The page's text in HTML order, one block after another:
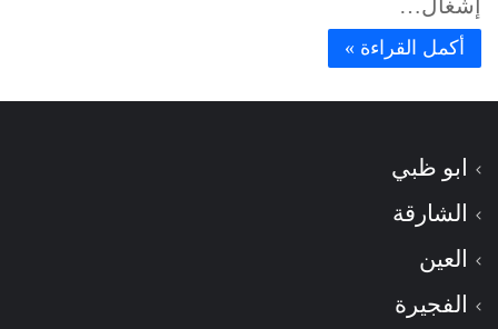
إشغال…
أكمل القراءة »
ابو ظبي
الشارقة
العين
الفجيرة